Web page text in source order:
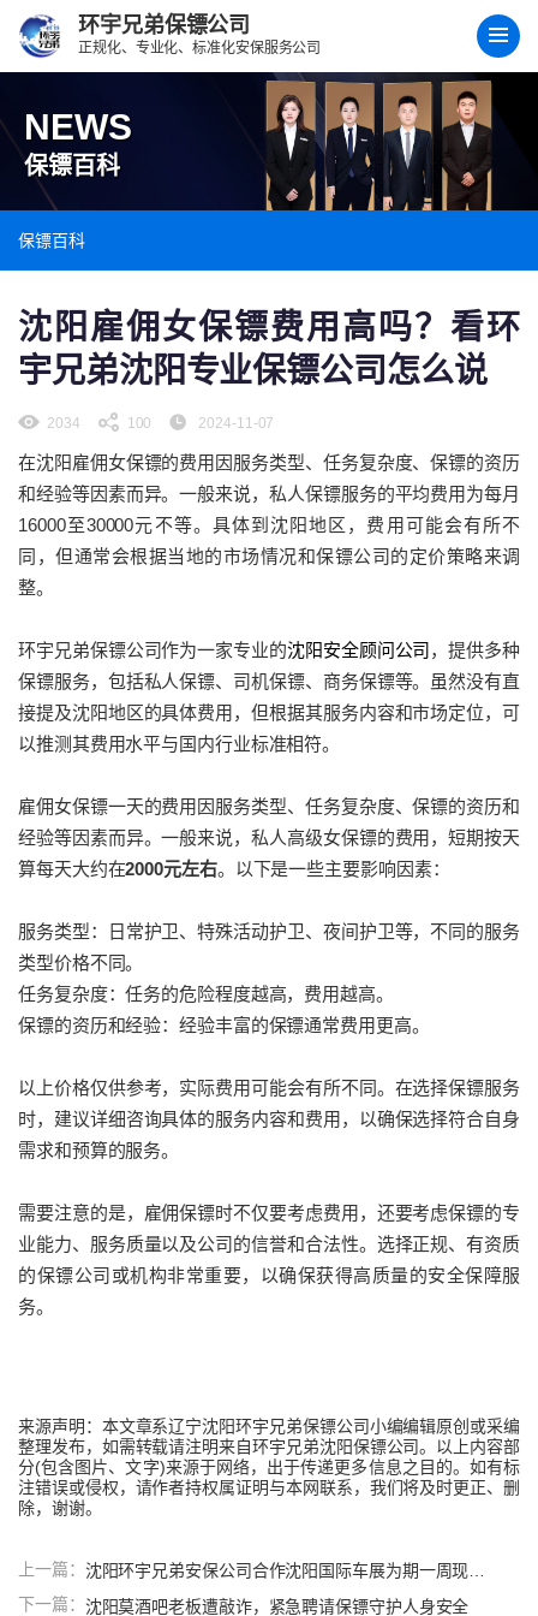
环宇兄弟保镖公司
正规化、专业化、标准化安保服务公司
NEWS
保镖百科
保镖百科
沈阳雇佣女保镖费用高吗？看环
宇兄弟沈阳专业保镖公司怎么说
2034 100 2024-11-07
在沈阳雇佣女保镖的费用因服务类型、任务复杂度、保镖的资历
和经验等因素而异。一般来说，私人保镖服务的平均费用为每月
16000至30000元不等。具体到沈阳地区，费用可能会有所不
同，但通常会根据当地的市场情况和保镖公司的定价策略来调
整。
环宇兄弟保镖公司作为一家专业的沈阳安全顾问公司 ，提供多种
保镖服务，包括私人保镖、司机保镖、商务保镖等。虽然没有直
接提及沈阳地区的具体费用，但根据其服务内容和市场定位，可
以推测其费用水平与国内行业标准相符。
雇佣女保镖一天的费用因服务类型、任务复杂度、保镖的资历和
经验等因素而异。一般来说，私人高级女保镖的费用，短期按天
算每天大约在2000元左右。以下是一些主要影响因素：
服务类型：日常护卫、特殊活动护卫、夜间护卫等，不同的服务
类型价格不同。
任务复杂度：任务的危险程度越高，费用越高。
保镖的资历和经验：经验丰富的保镖通常费用更高。
以上价格仅供参考，实际费用可能会有所不同。在选择保镖服务
时，建议详细咨询具体的服务内容和费用，以确保选择符合自身
需求和预算的服务。
需要注意的是，雇佣保镖时不仅要考虑费用，还要考虑保镖的专
业能力、服务质量以及公司的信誉和合法性。选择正规、有资质
的保镖公司或机构非常重要，以确保获得高质量的安全保障服
务。
来源声明：本文章系辽宁沈阳环宇兄弟保镖公司小编编辑原创或采编
整理发布，如需转载请注明来自环宇兄弟沈阳保镖公司。以上内容部
分(包含图片、文字)来源于网络，出于传递更多信息之目的。如有标
注错误或侵权，请作者持权属证明与本网联系，我们将及时更正、删
除，谢谢。
上一篇：
沈阳环宇兄弟安保公司合作沈阳国际车展为期一周现场活动安保活动圆满成功
下一篇： 沈阳莫酒吧老板遭敲诈，紧急聘请保镖守护人身安全